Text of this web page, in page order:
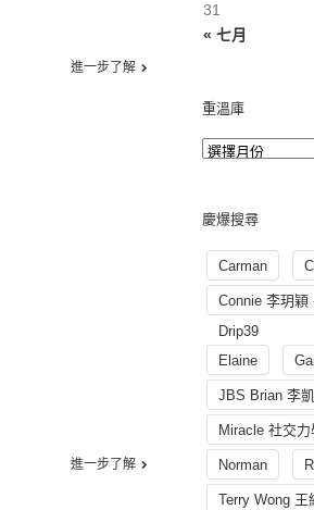
進一步了解
進一步了解
« 七月
31
重溫庫
慶爆搜尋
Carman
Connie 李玥穎
Drip39
Elaine
JBS Brian 李
Miracle 社交
Norman
Terry Wong 王